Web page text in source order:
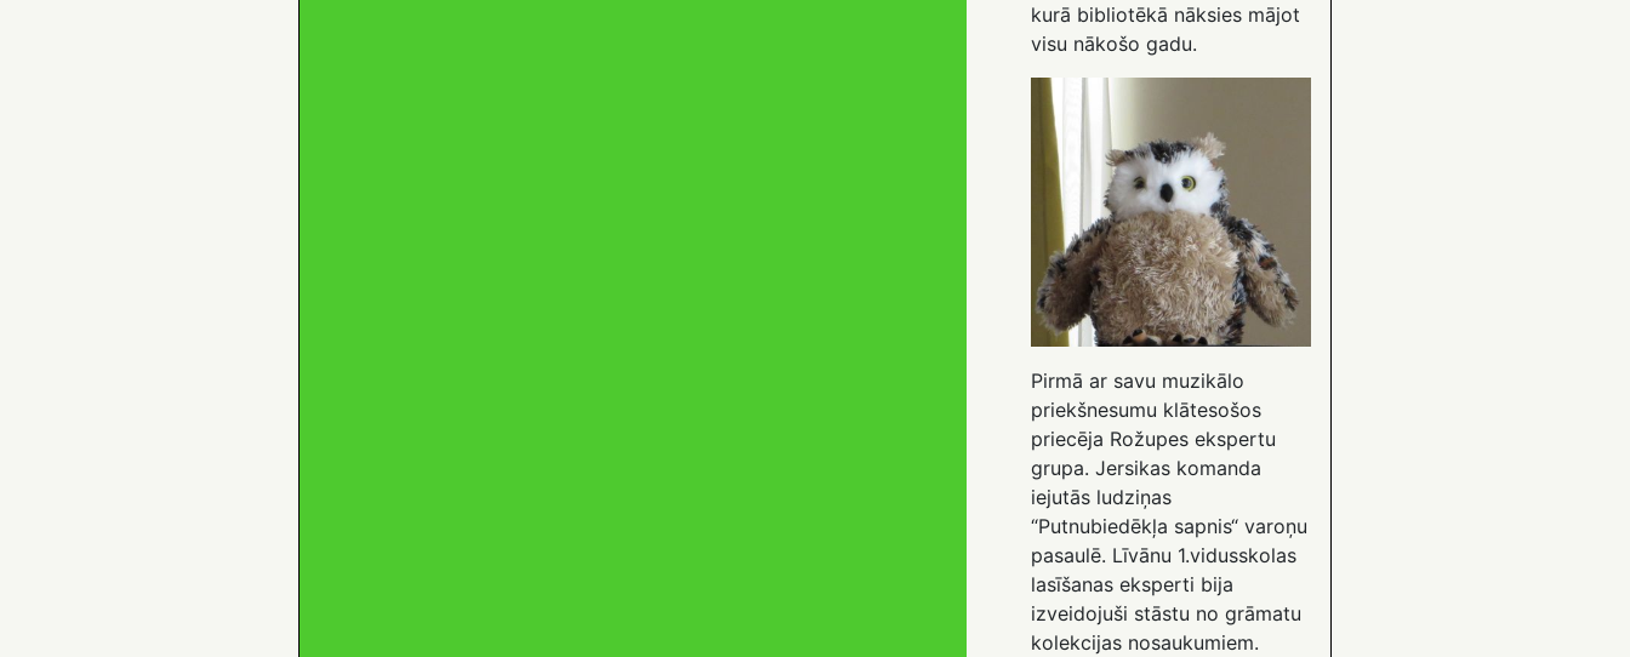
kurā bibliotēkā nāksies mājot
visu nākošo gadu.
Pirmā ar savu muzikālo
priekšnesumu klātesošos
priecēja Rožupes ekspertu
grupa. Jersikas komanda
iejutās ludziņas
“Putnubiedēkļa sapnis“ varoņu
pasaulē. Līvānu 1.vidusskolas
lasīšanas eksperti bija
izveidojuši stāstu no grāmatu
kolekcijas nosaukumiem.